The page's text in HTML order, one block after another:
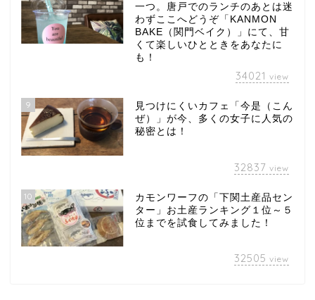
一つ。唐戸でのランチのあとは迷
わずここへどうぞ「KANMON
BAKE（関門ベイク）」にて、甘
くて楽しいひとときをあなたに
も！
34021 view
9
見つけにくいカフェ「今是（こん
ぜ）」が今、多くの女子に人気の
秘密とは！
32837 view
10
カモンワーフの「下関土産品セン
ター」お土産ランキング１位～５
位までを試食してみました！
32505 view